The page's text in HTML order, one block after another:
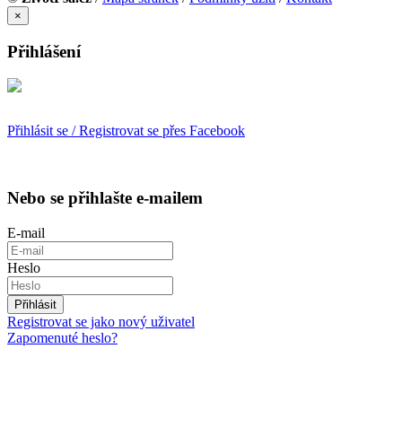
×
Přihlášení
Přihlásit se / Registrovat se přes Facebook
Nebo se přihlašte e-mailem
E-mail
Heslo
Přihlásit
Registrovat se jako nový uživatel
Zapomenuté heslo?